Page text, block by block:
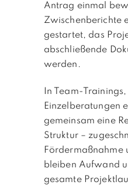
Antrag einmal
Zwischenberichte
gestartet, das
abschließende
werden.
In Team-
Einzelberatungen
gemeinsam eine
Struktur –
Fördermaßnahme
bleiben Aufwand
gesamte